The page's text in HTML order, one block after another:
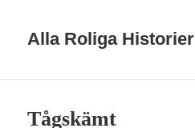
Alla Roliga Historier
Tågskämt